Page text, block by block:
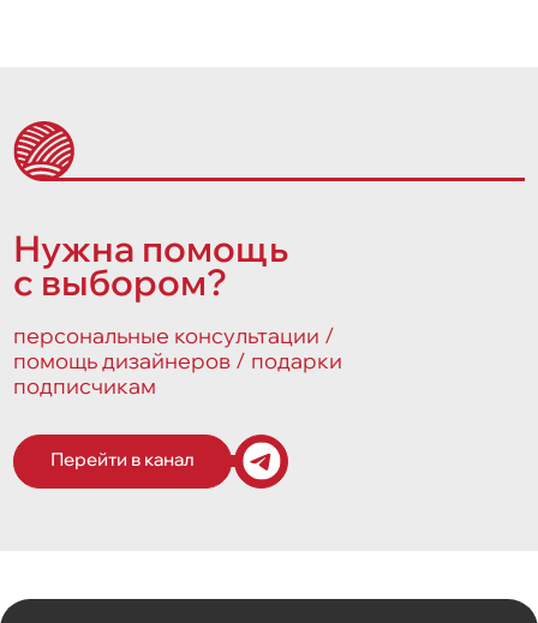
Нужна помощь
с выбором?
персональные консультации /
помощь дизайнеров / подарки
подписчикам
Перейти в канал